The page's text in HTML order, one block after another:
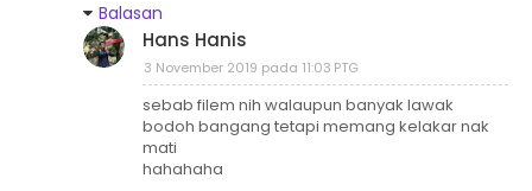
Balasan
Hans Hanis
3 November 2019 pada 11:03 PTG
sebab filem nih walaupun banyak lawak
bodoh bangang tetapi memang kelakar nak
mati
hahahaha